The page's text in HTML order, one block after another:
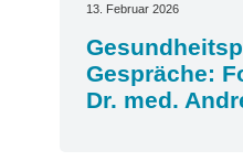
13. Februar 2026
Gespräche:
Dr. med.